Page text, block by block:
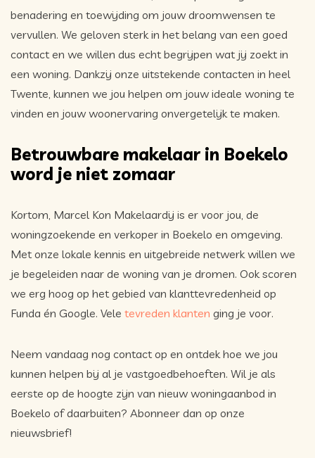
benadering en toewijding om jouw droomwensen te
vervullen. We geloven sterk in het belang van een goed
contact en we willen dus echt begrijpen wat jij zoekt in
een woning. Dankzij onze uitstekende contacten in heel
Twente, kunnen we jou helpen om jouw ideale woning te
vinden en jouw woonervaring onvergetelijk te maken.
Betrouwbare makelaar in Boekelo
word je niet zomaar
Kortom, Marcel Kon Makelaardij is er voor jou, de
woningzoekende en verkoper in Boekelo en omgeving.
Met onze lokale kennis en uitgebreide netwerk willen we
je begeleiden naar de woning van je dromen. Ook scoren
we erg hoog op het gebied van klanttevredenheid op
Funda én Google. Vele tevreden klanten ging je voor.
Neem vandaag nog contact op en ontdek hoe we jou
kunnen helpen bij al je vastgoedbehoeften. Wil je als
eerste op de hoogte zijn van nieuw woningaanbod in
Boekelo of daarbuiten? Abonneer dan op onze
nieuwsbrief!